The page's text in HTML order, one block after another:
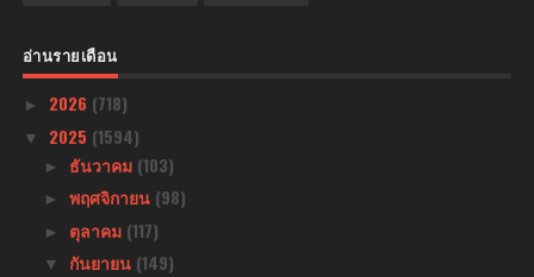
อ่านรายเดือน
► 2026 (718)
▼ 2025 (1594)
► ธันวาคม (103)
► พฤศจิกายน (98)
► ตุลาคม (117)
▼ กันยายน (149)